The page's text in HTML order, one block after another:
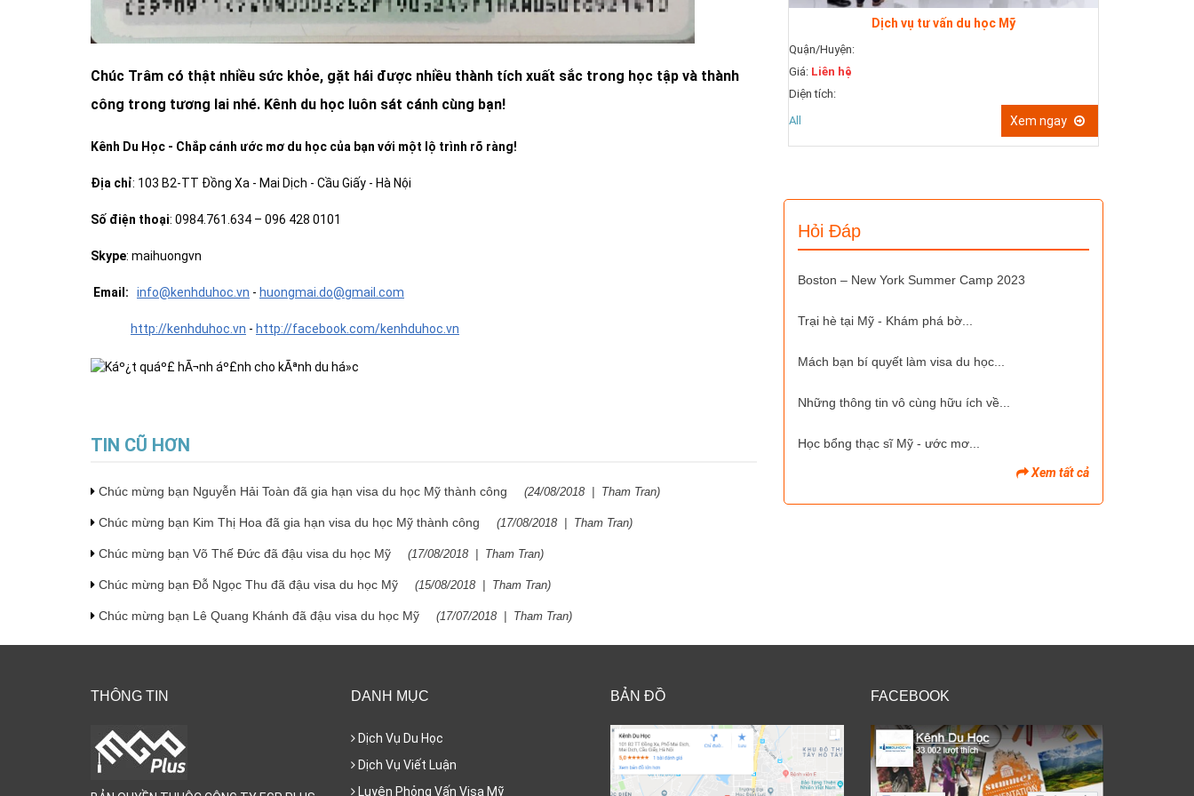
Chúc Trâm có thật nhiều sức khỏe, gặt hái được nhiều thành tích xuất sắc trong học tập và thành
công trong tương lai nhé. Kênh du học luôn sát cánh cùng bạn!
Kênh Du Học - Chắp cánh ước mơ du học của bạn với một lộ trình rõ ràng!
Địa chỉ: 103 B2-TT Đồng Xa - Mai Dịch - Cầu Giấy - Hà Nội
Số điện thoại: 0984.761.634 – 096 428 0101
Skype: maihuongvn
Email: info@kenhduhoc.vn - huongmai.do@gmail.com
http://kenhduhoc.vn - http://facebook.com/kenhduhoc.vn
TIN CŨ HƠN
Chúc mừng bạn Nguyễn Hải Toàn đã gia hạn visa du học Mỹ thành công (24/08/2018 | Tham Tran)
Chúc mừng bạn Kim Thị Hoa đã gia hạn visa du học Mỹ thành công (17/08/2018 | Tham Tran)
Chúc mừng bạn Võ Thế Đức đã đậu visa du học Mỹ (17/08/2018 | Tham Tran)
Chúc mừng bạn Đỗ Ngọc Thu đã đậu visa du học Mỹ (15/08/2018 | Tham Tran)
Chúc mừng bạn Lê Quang Khánh đã đậu visa du học Mỹ (17/07/2018 | Tham Tran)
Dịch vụ hướng dẫn chuẩn bị hồ sơ săn học bổng Mỹ
Giá:Liên hệ
Diện tích:
Giá: Liên hệ
Hỏi Đáp
Boston – New York Summer Camp 2023
Trại hè tại Mỹ - Khám phá bờ...
Mách bạn bí quyết làm visa du học...
Những thông tin vô cùng hữu ích về...
Học bổng thạc sĩ Mỹ - ước mơ...
Xem tất cả
THÔNG TIN DANH MỤC
Dịch Vụ Du Học
Dịch Vụ Viết Luận
Luyện Phỏng Vấn Visa Mỹ
BẢN ĐỒ FACEBOOK